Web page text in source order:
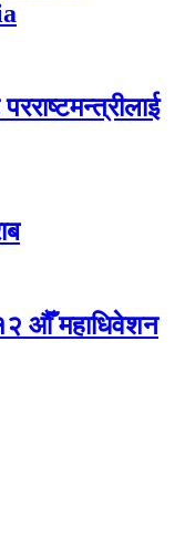
औँ महाधिवेशन